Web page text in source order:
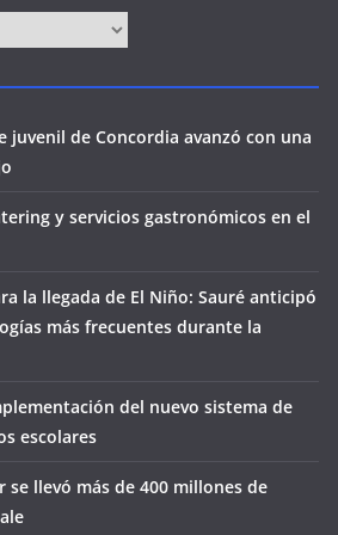
juvenil de Concordia avanzó con una
y servicios gastronómicos en el
la llegada de El Niño: Sauré anticipó
más frecuentes durante la
del nuevo sistema de
escolares
se llevó más de 400 millones de